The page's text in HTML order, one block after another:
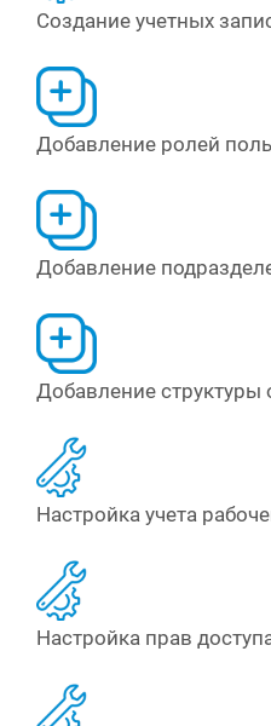
Создание учетных
Добавление ролей
Добавление
Добавление структуры
Настройка учета
Настройка прав